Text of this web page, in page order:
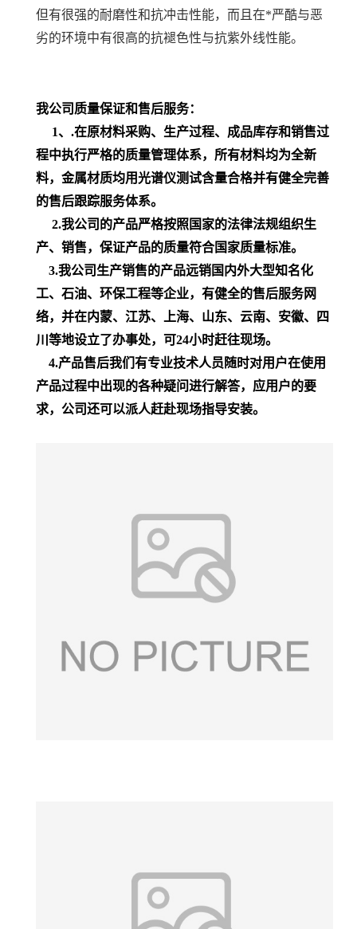
但有很强的耐磨性和抗冲击性能，而且在*严酷与恶
劣的环境中有很高的抗褪色性与抗紫外线性能。
我公司质量保证和售后服务：
1、 .在原材料采购、生产过程、成品库存和销售过
程中执行严格的质量管理体系，所有材料均为全新
料， 金属材质均用光谱仪测试含量合格并有健全完善
的售后跟踪服务体系。
2.我公司的产品严格按照国家的法律法规组织生
产、销售，保证产品的质量符合国家质量标准。
3.我公司生产销售的产品远销国内外大型知名化
工、石油、环保工程等企业，有健全的售后服务网
络，并在内蒙、江苏、上海、山东、云南、安徽、四
川等地设立了办事处，可24小时赶往现场。
4.产品售后我们有专业技术人员随时对用户在使用
产品过程中出现的各种疑问进行解答，应用户的要
求，公司还可以派人赶赴现场指导安装。